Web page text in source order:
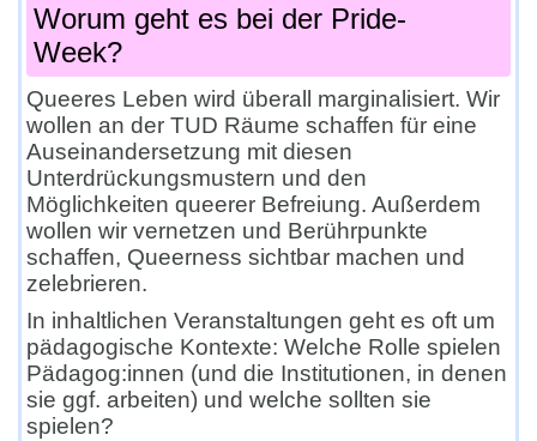
Worum geht es bei der Pride-
Week?
Queeres Leben wird überall marginalisiert. Wir
wollen an der TUD Räume schaffen für eine
Auseinandersetzung mit diesen
Unterdrückungsmustern und den
Möglichkeiten queerer Befreiung. Außerdem
wollen wir vernetzen und Berührpunkte
schaffen, Queerness sichtbar machen und
zelebrieren.
In inhaltlichen Veranstaltungen geht es oft um
pädagogische Kontexte: Welche Rolle spielen
Pädagog:innen (und die Institutionen, in denen
sie ggf. arbeiten) und welche sollten sie
spielen?